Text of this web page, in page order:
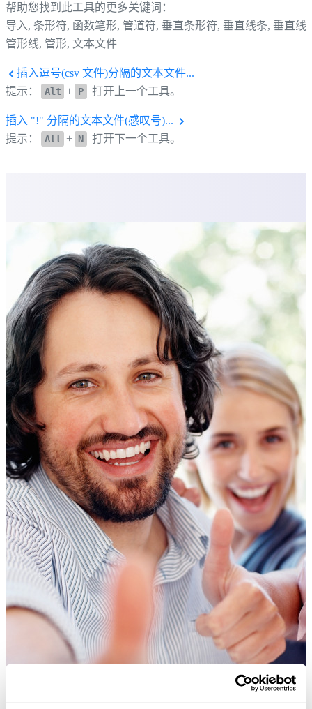
帮助您找到此工具的更多关键词：
导入, 条形符, 函数笔形, 管道符, 垂直条形符, 垂直线条, 垂直线,
管形线, 管形, 文本文件
插入逗号(csv 文件)分隔的文本文件...
提示：
Alt + P 打开上一个工具。
插入 "!" 分隔的文本文件(感叹号)...
提示：
Alt + N 打开下一个工具。